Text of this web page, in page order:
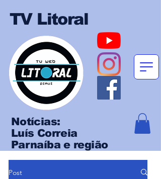
TV Litoral
Notícias:
Luís Correia
Parnaíba e região
Post